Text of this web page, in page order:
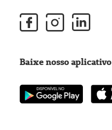
Baixe nosso aplicativo